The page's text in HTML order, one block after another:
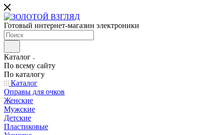
Готовый интернет-магазин электроники
Каталог
По всему сайту
По каталогу
Каталог
Оправы для очков
Женские
Мужские
Детские
Пластиковые